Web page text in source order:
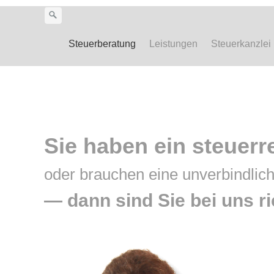
Steuerberatung Leistungen Steuerkanzlei
Sie haben ein
oder brauchen eine
— dann sind Sie bei uns